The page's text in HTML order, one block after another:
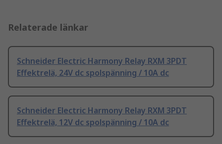
Relaterade länkar
Schneider Electric Harmony Relay RXM 3PDT
Effektrelä, 24V dc spolspänning / 10A dc
Schneider Electric Harmony Relay RXM 3PDT
Effektrelä, 12V dc spolspänning / 10A dc